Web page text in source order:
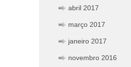
abril 2017
março 2017
janeiro 2017
novembro 2016